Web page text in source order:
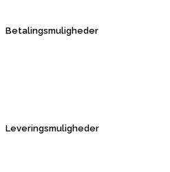
Betalingsmuligheder
Leveringsmuligheder